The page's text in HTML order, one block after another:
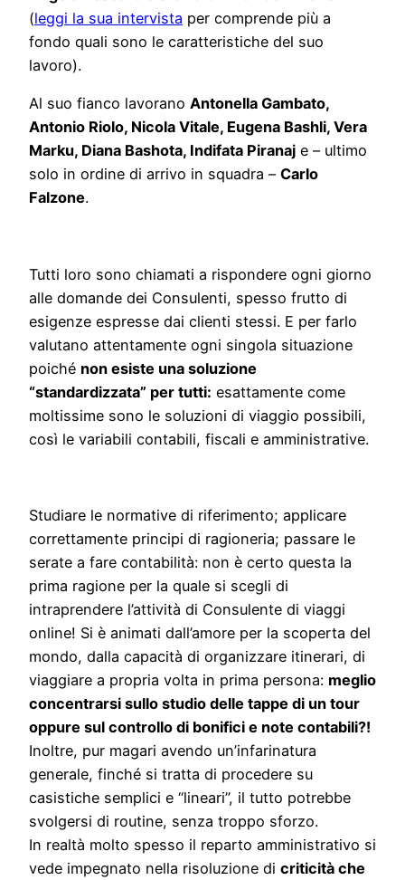
(leggi la sua intervista per comprende più a
fondo quali sono le caratteristiche del suo
lavoro).
Al suo fianco lavorano Antonella Gambato,
Antonio Riolo, Nicola Vitale, Eugena Bashli, Vera
Marku, Diana Bashota, Indifata Piranaj e – ultimo
solo in ordine di arrivo in squadra – Carlo
Falzone.
Tutti loro sono chiamati a rispondere ogni giorno
alle domande dei Consulenti, spesso frutto di
esigenze espresse dai clienti stessi. E per farlo
valutano attentamente ogni singola situazione
poiché non esiste una soluzione
“standardizzata” per tutti: esattamente come
moltissime sono le soluzioni di viaggio possibili,
così le variabili contabili, fiscali e amministrative.
Studiare le normative di riferimento; applicare
correttamente principi di ragioneria; passare le
serate a fare contabilità: non è certo questa la
prima ragione per la quale si scegli di
intraprendere l’attività di Consulente di viaggi
online! Si è animati dall’amore per la scoperta del
mondo, dalla capacità di organizzare itinerari, di
viaggiare a propria volta in prima persona: meglio
concentrarsi sullo studio delle tappe di un tour
oppure sul controllo di bonifici e note contabili?!
Inoltre, pur magari avendo un’infarinatura
generale, finché si tratta di procedere su
casistiche semplici e “lineari”, il tutto potrebbe
svolgersi di routine, senza troppo sforzo.
In realtà molto spesso il reparto amministrativo si
vede impegnato nella risoluzione di criticità che